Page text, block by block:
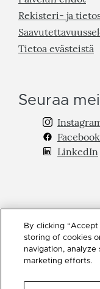
Rekisteri- ja
Tietoa evästeistä
Seuraa
Facebook
LinkedIn
By clicking
storing of cookies
navigation, analyze
marketing efforts.